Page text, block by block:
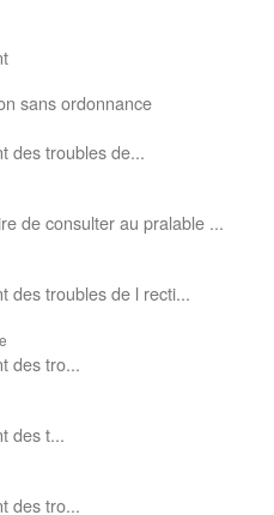
sans ordonnance
des troubles de...
de consulter au pralable ...
des troubles de l recti...
destro...
des t...
des tro...